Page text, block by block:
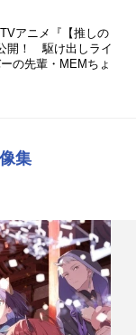
アニメ『【推しの
開！ 駆け出しライ
の先輩・MEMちょ
集